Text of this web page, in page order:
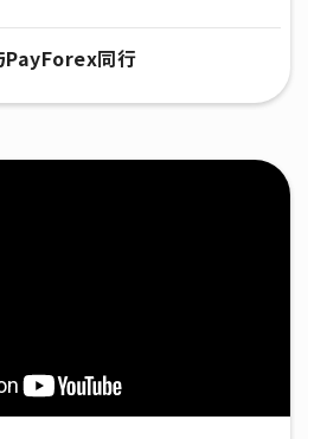
PayForex同行